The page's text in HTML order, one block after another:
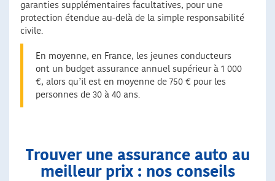
garanties supplémentaires facultatives, pour une
protection étendue au-delà de la simple responsabilité
civile.
En moyenne, en France, les jeunes conducteurs
ont un budget assurance annuel supérieur à 1 000
€, alors qu’il est en moyenne de 750 € pour les
personnes de 30 à 40 ans.
Trouver une assurance auto au
meilleur prix : nos conseils